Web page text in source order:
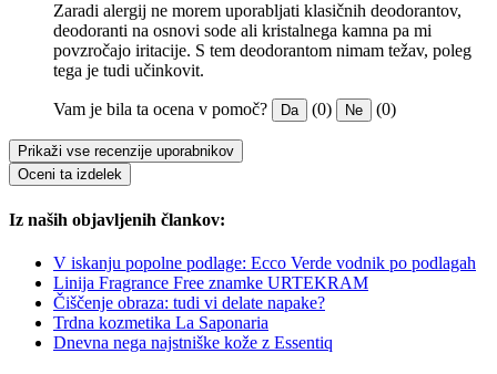
Zaradi alergij ne morem uporabljati klasičnih deodorantov,
deodoranti na osnovi sode ali kristalnega kamna pa mi
povzročajo iritacije. S tem deodorantom nimam težav, poleg
tega je tudi učinkovit.
Vam je bila ta ocena v pomoč? Da (0) Ne (0)
Prikaži vse recenzije uporabnikov
Oceni ta izdelek
Iz naših objavljenih člankov:
V iskanju popolne podlage: Ecco Verde vodnik po podlagah
Linija Fragrance Free znamke URTEKRAM
Čiščenje obraza: tudi vi delate napake?
Trdna kozmetika La Saponaria
Dnevna nega najstniške kože z Essentiq